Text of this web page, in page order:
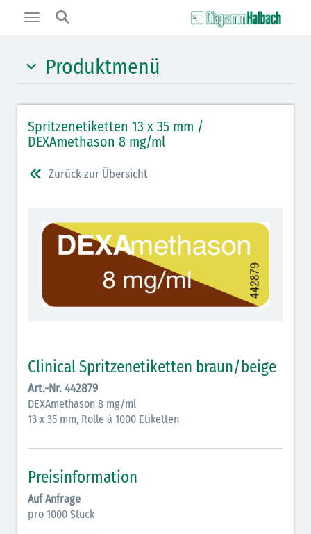
Toggle
Produktmenü
Benzodiazepine (orange)
Benzodiazepin-Antagonisten (orange schraffiert)
Muskelrelaxantien (weiß-rot): DIVI seit 2012
Opiate/Opioide (hellblau)
Opioid-Antagonisten (hellblau schraffiert)
Lokalanästhetika (grau)
schraffiert)
Anticholinergika (hellgrün)
Cholinergika (hellgrün schraffiert): DIVI 2012
Antiemetika (salmon)
Verschiedene Medikamente (weiß)
Antikoagulantien (hellgrau/weiß mit schwarzem
Rahmen)
Spritzenetiketten 13 x 35 mm /
DEXAmethason 8 mg/ml
Zurück zur Übersicht
Clinical Spritzenetiketten braun/beige
Art.-Nr. 442879
DEXAmethason 8 mg/ml
13 x 35 mm, Rolle à 1000 Etiketten
Preisinformation
Auf Anfrage
pro 1000 Stück